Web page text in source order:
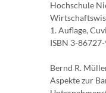
Hochschule
1. Auflage,
ISBN 3-
Bernd R.
Aspekte zur